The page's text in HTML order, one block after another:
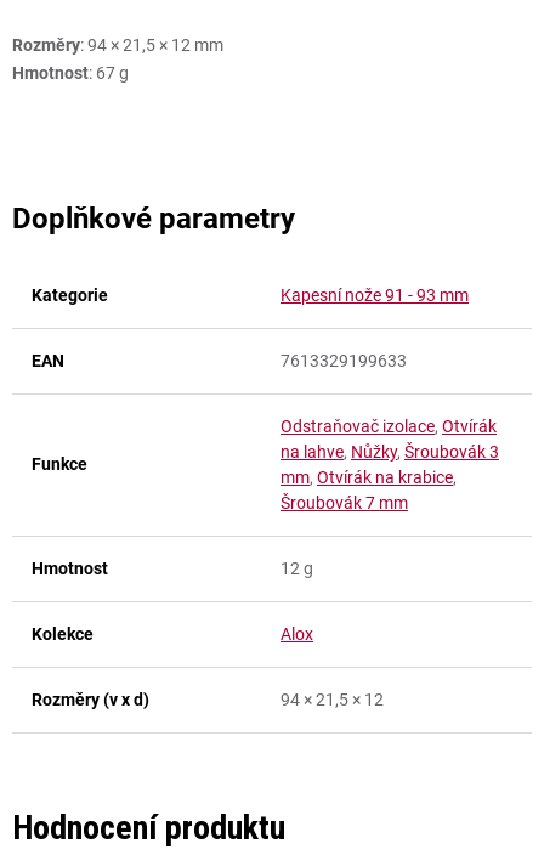
Rozměry: 94 × 21,5 × 12 mm
Hmotnost: 67 g
Doplňkové parametry
Kategorie Kapesní nože 91 - 93 mm
EAN 7613329199633
Funkce
Odstraňovač izolace, Otvírák
na lahve, Nůžky, Šroubovák 3
mm, Otvírák na krabice,
Šroubovák 7 mm
Hmotnost 12 g
Kolekce Alox
Rozměry (v x d) 94 × 21,5 × 12
Hodnocení produktu